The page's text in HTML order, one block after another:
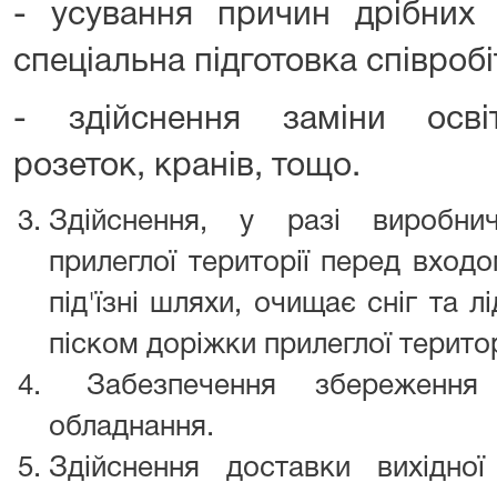
- усування причин дрібних
спеціальна підготовка
- здійснення заміни
розеток, кранів, тощо.
Здійснення, у разі
прилеглої території перед
під'їзні шляхи, очищає сніг та
піском доріжки прилеглої
Забезпечення збереження
обладнання.
Здійснення доставки